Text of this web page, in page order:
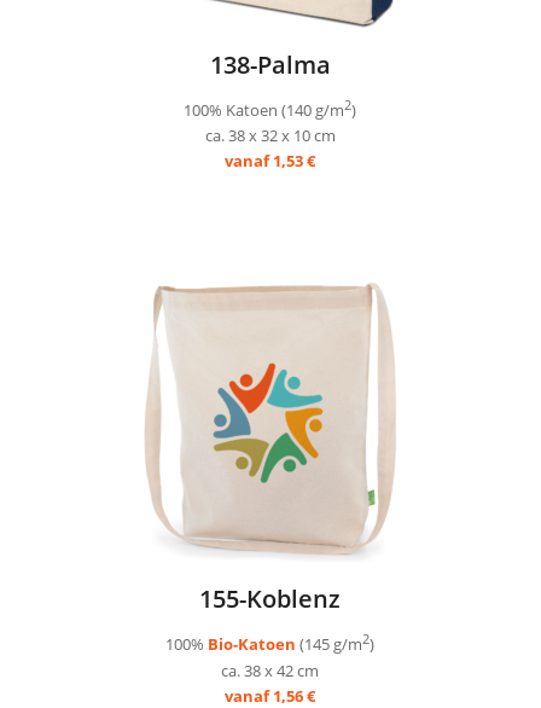
138-Palma
100% Katoen (140 g/m2)
ca. 38 x 32 x 10 cm
vanaf 1,53 €
155-Koblenz
100% Bio-Katoen (145 g/m2)
ca. 38 x 42 cm
vanaf 1,56 €